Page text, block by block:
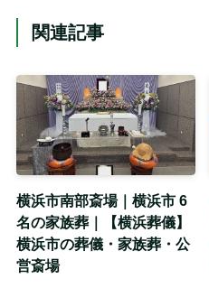
関連記事
横浜市南部斎場｜横浜市 6
名の家族葬｜【横浜葬儀】
横浜市の葬儀・家族葬・公
営斎場